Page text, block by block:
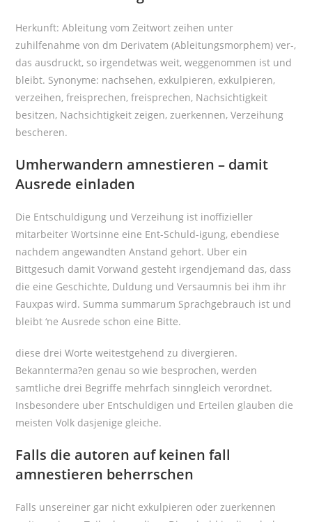
Herkunft: Ableitung vom Zeitwort zeihen unter
zuhilfenahme von dm Derivatem (Ableitungsmorphem) ver-,
das ausdruckt, so irgendetwas weit, weggenommen ist und
bleibt. Synonyme: nachsehen, exkulpieren, exkulpieren,
verzeihen, freisprechen, freisprechen, Nachsichtigkeit
besitzen, Nachsichtigkeit zeigen, zuerkennen, Verzeihung
bescheren.
Umherwandern amnestieren – damit
Ausrede einladen
Die Entschuldigung und Verzeihung ist inoffizieller
mitarbeiter Wortsinne eine Ent-Schuld-igung, ebendiese
nachdem angewandten Anstand gehort. Uber ein
Bittgesuch damit Vorwand gesteht irgendjemand das, dass
die eine Geschichte, Duldung und Versaumnis bei ihm ihr
Fauxpas wird. Summa summarum Sprachgebrauch ist und
bleibt ‘ne Ausrede schon eine Bitte.
diese drei Worte weitestgehend zu divergieren.
Bekannterma?en genau so wie besprochen, werden
samtliche drei Begriffe mehrfach sinngleich verordnet.
Insbesondere uber Entschuldigen und Erteilen glauben die
meisten Volk dasjenige gleiche.
Falls die autoren auf keinen fall
amnestieren beherrschen
Falls unsereiner gar nicht exkulpieren oder zuerkennen